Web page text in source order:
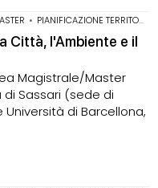
• PIANIFICAZIONE TERRITORIALE
Città, l'Ambiente e il
Magistrale/Master
Sassari (sede di
di Barcellona,